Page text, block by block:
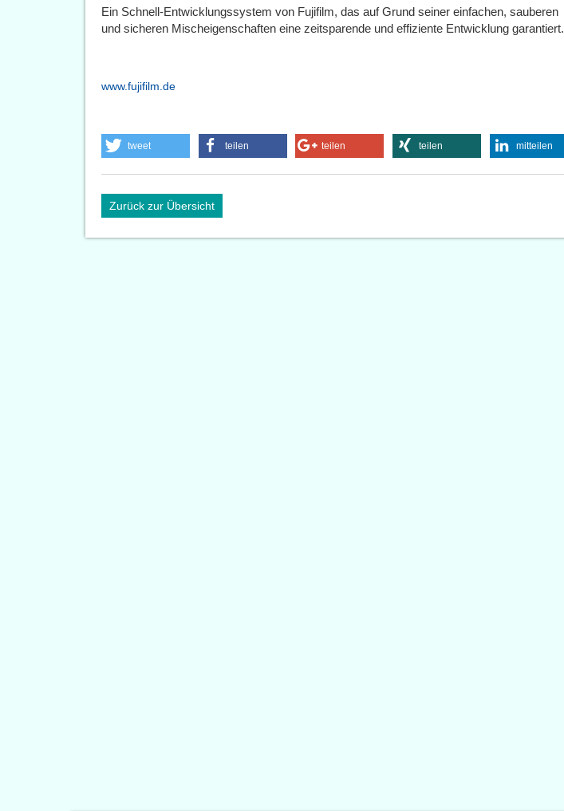
Ein Schnell-Entwicklungssystem von Fujifilm, das auf Grund seiner einfachen, sauberen
und sicheren Mischeigenschaften eine zeitsparende und effiziente Entwicklung garantiert.
www.fujifilm.de
tweet teilen teilen teilen mitteilen
Zurück zur Übersicht